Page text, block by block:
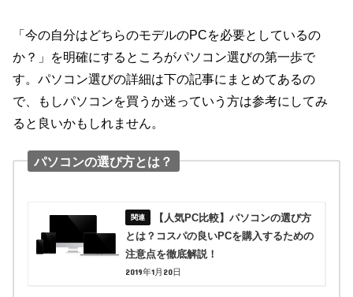
「今の自分はどちらのモデルのPCを必要としているの
か？」を明確にするところがパソコン選びの第一歩で
す。パソコン選びの詳細は下の記事にまとめてあるの
で、もしパソコンを買うか迷っていう方は参考にしてみ
ると良いかもしれません。
パソコンの選び方とは？
【人気PC比較】パソコンの選び方
とは？コスパの良いPCを購入するための
注意点を徹底解説！
2019年1月20日